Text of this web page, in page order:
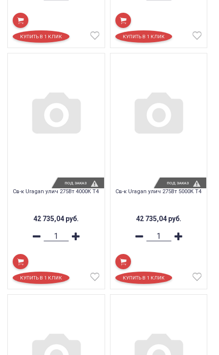
Св-к Uragan улич 275Вт 4000К T4
42 735,04 руб.
ПОД ЗАКАЗ
Св-к Uragan улич 275Вт 5000К T4
42 735,04 руб.
ПОД ЗАКАЗ